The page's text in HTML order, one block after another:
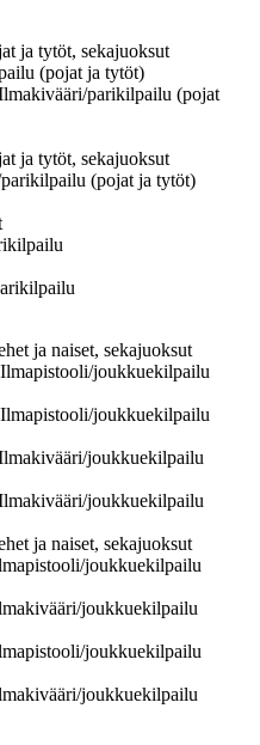
ja tytöt, sekajuoksut
(pojat ja tytöt)
parikilpailu (pojat
ja tytöt, sekajuoksut
(pojat ja tytöt)
ja naiset, sekajuoksut
joukkuekilpailu
joukkuekilpailu
joukkuekilpailu
joukkuekilpailu
ja naiset, sekajuoksut
joukkuekilpailu
joukkuekilpailu
joukkuekilpailu
joukkuekilpailu